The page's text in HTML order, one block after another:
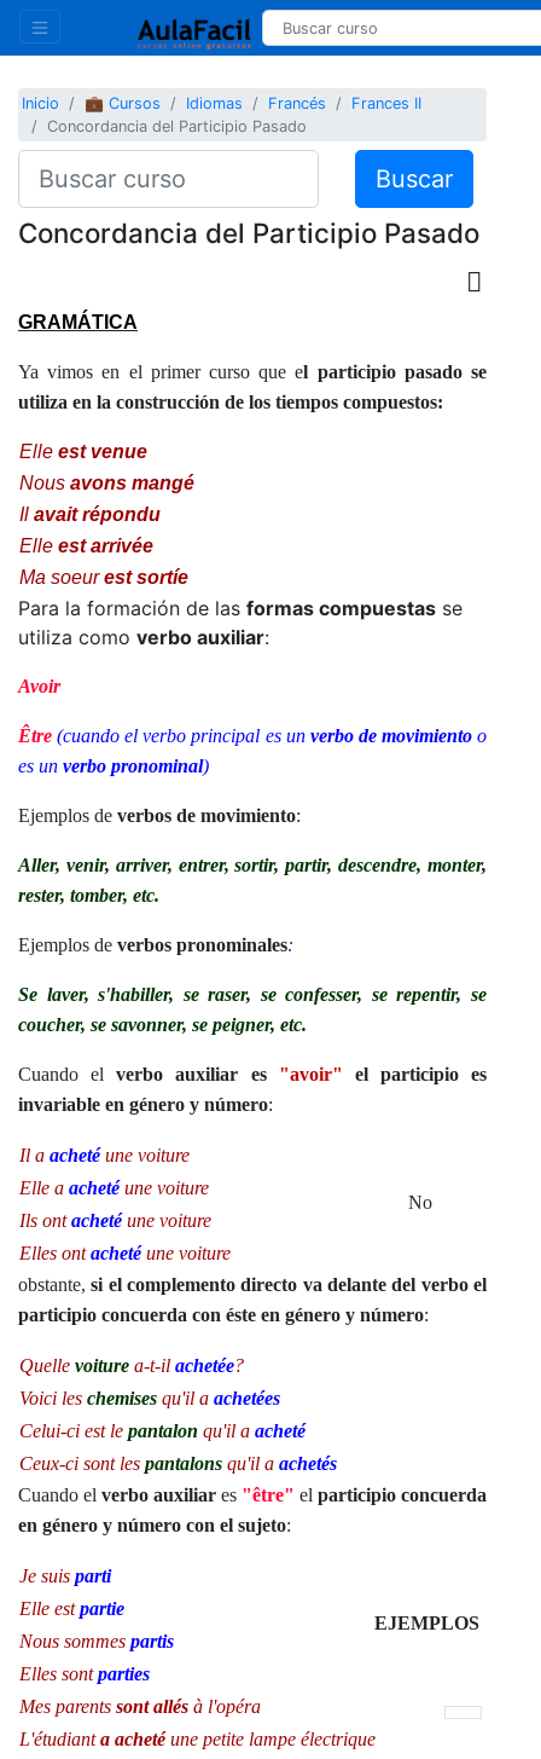
Inicio 💼 Cursos Idiomas Francés
Frances II
Concordancia del Participio Pasado
Buscar
Concordancia del Participio Pasado
GRAMÁTICA
Ya vimos en el primer curso que el participio pasado se
utiliza en la construcción de los tiempos compuestos:
Elle est venue
Nous avons mangé
Il avait répondu
Elle est arrivée
Ma soeurest sortíe
Para la formación de las formas compuestas se
utiliza como verbo auxiliar:
Avoir
Être (cuando el verbo principal es un verbo de movimientoo
es un verbo pronominal)
Ejemplos de verbos de movimiento:
Aller, venir, arriver, entrer, sortir, partir, descendre, monter,
rester, tomber, etc.
Ejemplos de verbos pronominales:
Se laver, s'habiller, se raser, se confesser, se repentir, se
coucher, se savonner, se peigner, etc.
Cuando elverbo auxiliar es "avoir" el participio es
invariable en género y número:
Il a achetéune voiture
Elle a achetéune voiture
Ils ontachetéune voiture
Elles ontachetéune voiture
No
obstante,si el complemento directo va delante del verbo el
participio concuerda con éste en género y número:
Quelle voiture a-t-il achetée?
Voici les chemises qu'il a achetées
Celui-ci est le pantalon qu'il a acheté
Ceux-ci sont les pantalons qu'il a achetés
Cuando el verbo auxiliar es "être" el participio concuerda
en género y número con el sujeto:
Je suis parti
Elle estpartie
Nous sommes partis
Elles sontparties
EJEMPLOS
Mes parents sont allés à l'opéra
L'étudianta achetéune petite lampe électrique